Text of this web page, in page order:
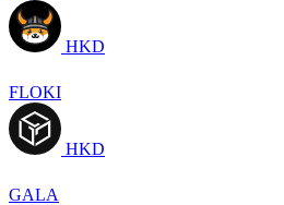
HKD
FLOKI
HKD
GALA